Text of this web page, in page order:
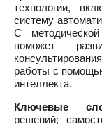
технологии,
систему
С
поможет
работы с
интеллекта.
Ключевые
решений;